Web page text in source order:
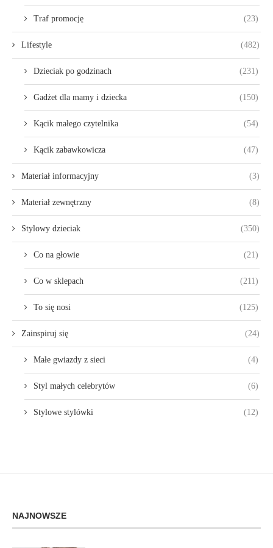
Traf promocję (23)
Lifestyle (482)
Dzieciak po godzinach (231)
Gadżet dla mamy i dziecka (150)
Kącik małego czytelnika (54)
Kącik zabawkowicza (47)
Materiał informacyjny (3)
Materiał zewnętrzny (8)
Stylowy dzieciak (350)
Co na głowie (21)
Co w sklepach (211)
To się nosi (125)
Zainspiruj się (24)
Małe gwiazdy z sieci (4)
Styl małych celebrytów (6)
Stylowe stylówki (12)
NAJNOWSZE